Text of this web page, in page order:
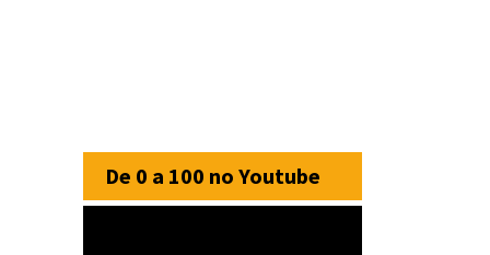
De 0 a 100 no Youtube